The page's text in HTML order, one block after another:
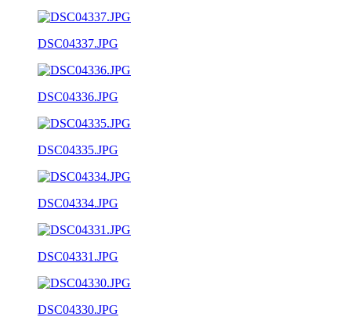
DSC04337.JPG
DSC04336.JPG
DSC04335.JPG
DSC04334.JPG
DSC04331.JPG
DSC04330.JPG